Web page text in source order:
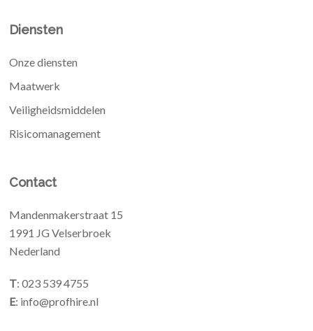
Diensten
Onze diensten
Maatwerk
Veiligheidsmiddelen
Risicomanagement
Contact
Mandenmakerstraat 15
1991 JG Velserbroek
Nederland
T: 023 539 4755
E: info@profhire.nl